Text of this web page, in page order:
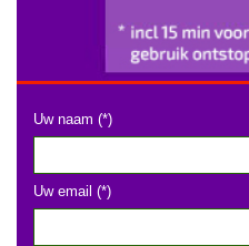
Uw naam (*)
Uw email (*)